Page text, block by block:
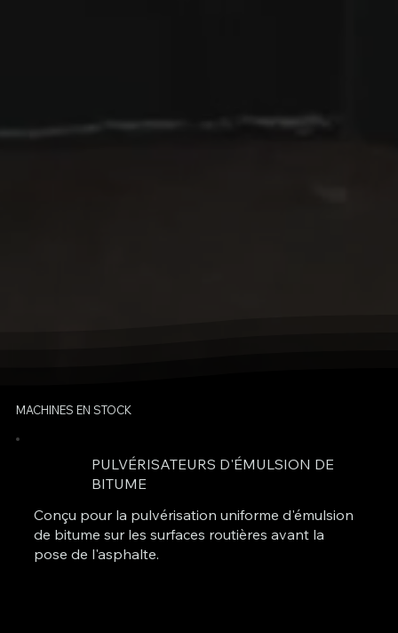
MACHINES EN STOCK
PULVÉRISATEURS D'ÉMULSION DE
BITUME
Conçu pour la pulvérisation uniforme d'émulsion
de bitume sur les surfaces routières avant la
pose de l'asphalte.